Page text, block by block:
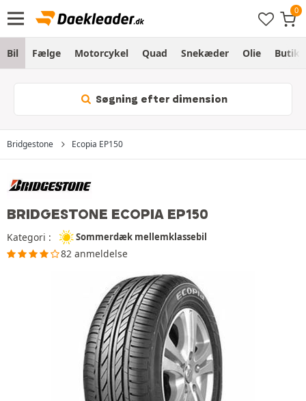
Bil Fælge Motorcykel Quad Snekæder Olie Butik
Søgning efter dimension
Bridgestone Ecopia EP150
BRIDGESTONE ECOPIA EP150
Kategori : Sommerdæk mellemklassebil
82 anmeldelse